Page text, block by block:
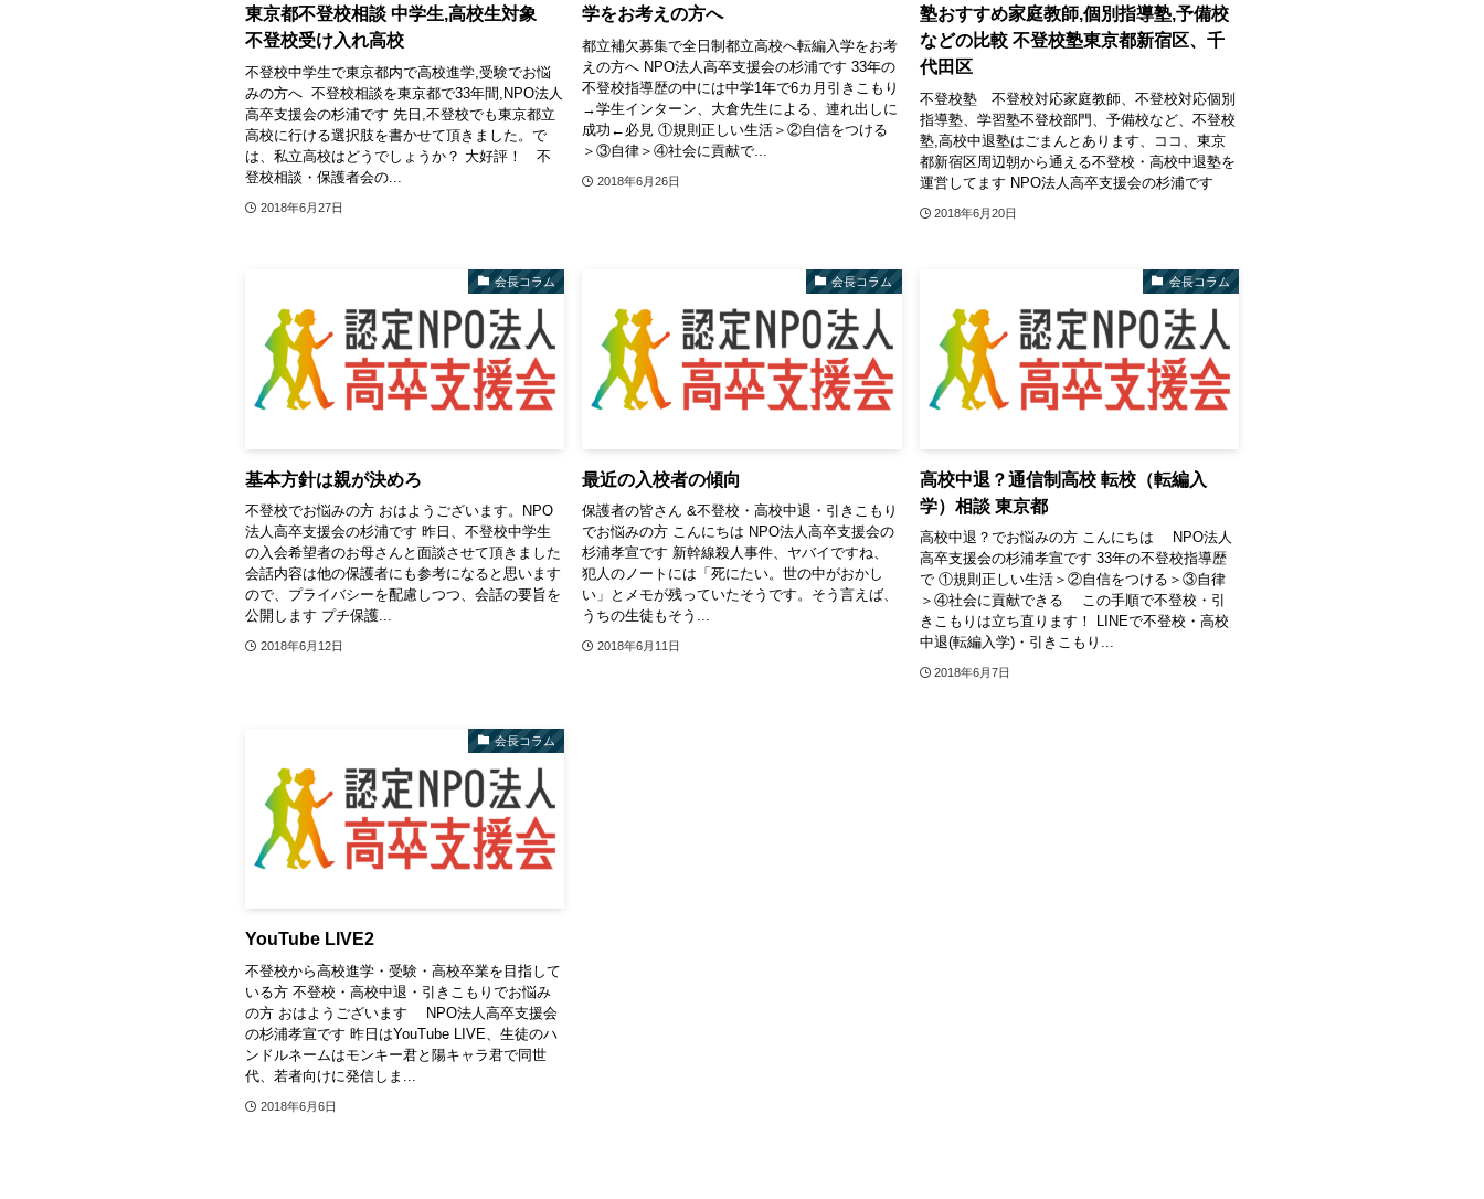
東京都不登校相談 中学生,高校生対象
不登校受け入れ高校
不登校中学生で東京都内で高校進学,受験でお悩
みの方へ 不登校相談を東京都で33年間,NPO法人
高卒支援会の杉浦です 先日,不登校でも東京都立
高校に行ける選択肢を書かせて頂きました。で
は、私立高校はどうでしょうか？ 大好評！ 不
登校相談・保護者会の...
2018年6月27日
学をお考えの方へ
都立補欠募集で全日制都立高校へ転編入学をお考
えの方へ NPO法人高卒支援会の杉浦です 33年の
不登校指導歴の中には中学1年で6カ月引きこもり
→学生インターン、大倉先生による、連れ出しに
成功←必見 ①規則正しい生活＞②自信をつける
＞③自律＞④社会に貢献で...
2018年6月26日
塾おすすめ家庭教師,個別指導塾,予備校
などの比較 不登校塾東京都新宿区、千
代田区
不登校塾 不登校対応家庭教師、不登校対応個別
指導塾、学習塾不登校部門、予備校など、不登校
塾,高校中退塾はごまんとあります、ココ、東京
都新宿区周辺朝から通える不登校・高校中退塾を
運営してます NPO法人高卒支援会の杉浦です
2018年6月20日
会長コラム
基本方針は親が決めろ
不登校でお悩みの方 おはようございます。NPO
法人高卒支援会の杉浦です 昨日、不登校中学生
の入会希望者のお母さんと面談させて頂きました
会話内容は他の保護者にも参考になると思います
ので、プライバシーを配慮しつつ、会話の要旨を
公開します プチ保護...
2018年6月12日
会長コラム
最近の入校者の傾向
保護者の皆さん &不登校・高校中退・引きこもり
でお悩みの方 こんにちは NPO法人高卒支援会の
杉浦孝宣です 新幹線殺人事件、ヤバイですね、
犯人のノートには「死にたい。世の中がおかし
い」とメモが残っていたそうです。そう言えば、
うちの生徒もそう...
2018年6月11日
会長コラム
高校中退？通信制高校 転校（転編入
学）相談 東京都
高校中退？でお悩みの方 こんにちは NPO法人
高卒支援会の杉浦孝宣です 33年の不登校指導歴
で ①規則正しい生活＞②自信をつける＞③自律
＞④社会に貢献できる この手順で不登校・引
きこもりは立ち直ります！ LINEで不登校・高校
中退(転編入学)・引きこもり...
2018年6月7日
会長コラム
YouTube LIVE2
不登校から高校進学・受験・高校卒業を目指して
いる方 不登校・高校中退・引きこもりでお悩み
の方 おはようございます NPO法人高卒支援会
の杉浦孝宣です 昨日はYouTube LIVE、生徒のハ
ンドルネームはモンキー君と陽キャラ君で同世
代、若者向けに発信しま...
2018年6月6日